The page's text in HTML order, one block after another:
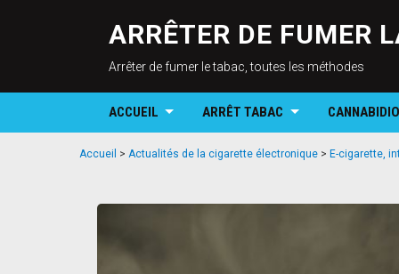
ARRÊTER DE FUMER
Arrêter de fumer le tabac, toutes les méthodes
ACCUEIL ARRÊT TABAC
Accueil > Actualités de la cigarette électronique > E-cigarette,